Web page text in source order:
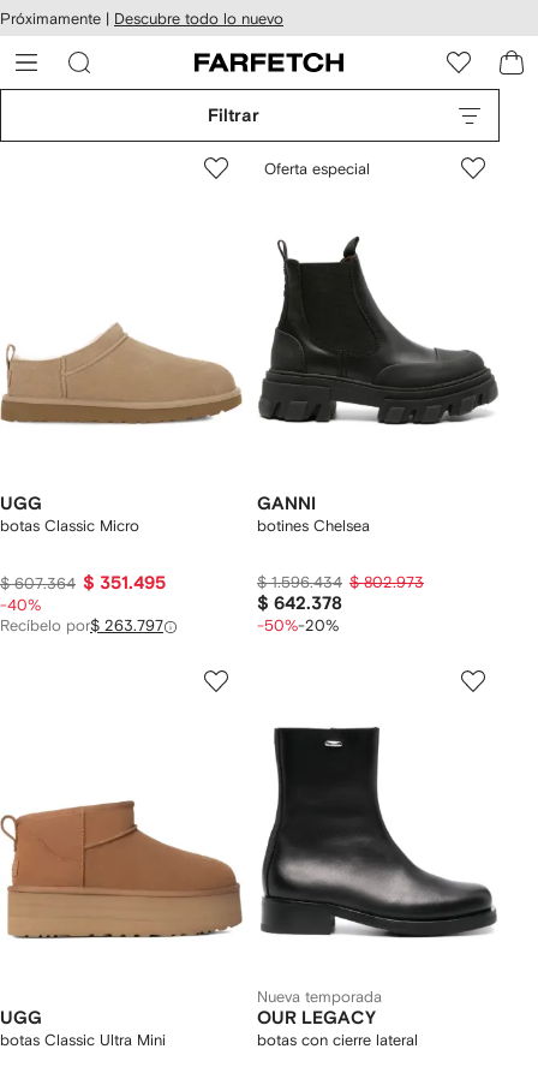
al
Próximamente | Descubre todo lo nuevo
Filtrar
UGG
botas Classic Micro
$ 607.364 $ 351.495
-40%
Recíbelo por$ 263.797
Oferta especial
GANNI
botines Chelsea
$ 1.596.434 $ 802.973
$ 642.378
-50%-20%
UGG
botas Classic Ultra Mini
Nueva temporada
OUR LEGACY
botas con cierre lateral